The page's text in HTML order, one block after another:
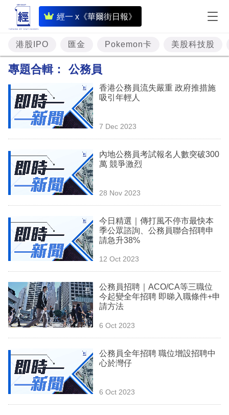
經一 x《華爾街日報》
即
時
財
經
投
資
理
業
科
技
職
場
生
時
事
港股IPO 匯金 Pokemon卡 美股科技股
專題合輯： 公務員
香港公務員流失嚴重 政府推措施
吸引年輕人
7 Dec 2023
內地公務員考試報名人數突破300
萬 競爭激烈
28 Nov 2023
今日精選｜傳打風不停市最快本
季公眾諮詢、公務員聯合招聘申
請急升38%
12 Oct 2023
公務員招聘｜ACO/CA等三職位
今起變全年招聘 即睇入職條件+申
請方法
6 Oct 2023
公務員全年招聘 職位增設招聘中
心於灣仔
6 Oct 2023